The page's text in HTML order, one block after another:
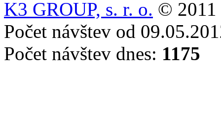
K3 GROUP, s. r. o. © 2011
Počet návštev od
Počet návštev dnes: 1175